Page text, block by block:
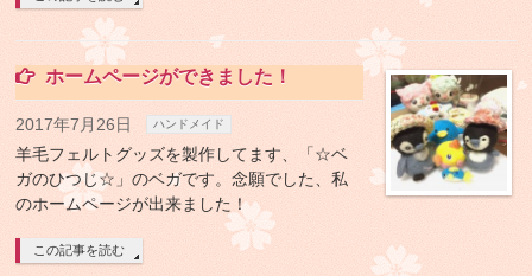
ホームページができました！
2017年7月26日 ハンドメイド
羊毛フェルトグッズを製作してます、「☆ベ
ガのひつじ☆」のベガです。念願でした、私
のホームページが出来ました！
この記事を読む